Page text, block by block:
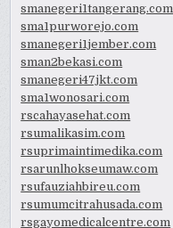
smanegeri1tangerang.com
sma1purworejo.com
smanegeri1jember.com
sman2bekasi.com
smanegeri47jkt.com
sma1wonosari.com
rscahayasehat.com
rsumalikasim.com
rsuprimaintimedika.com
rsarunlhokseumaw.com
rsufauziahbireu.com
rsumumcitrahusada.com
rsgayomedicalcentre.com